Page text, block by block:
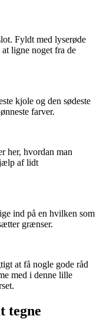
Fyldt med lyserøde
ligne noget fra de
kjole og den sødeste
farver.
her, hvordan man
af lidt
ind på en hvilken som
grænser.
at få nogle gode råd
med i denne lille
tegne